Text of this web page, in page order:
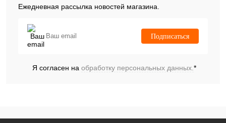
Ежедневная рассылка новостей магазина.
Подписаться
Я согласен на обработку персональных данных.*